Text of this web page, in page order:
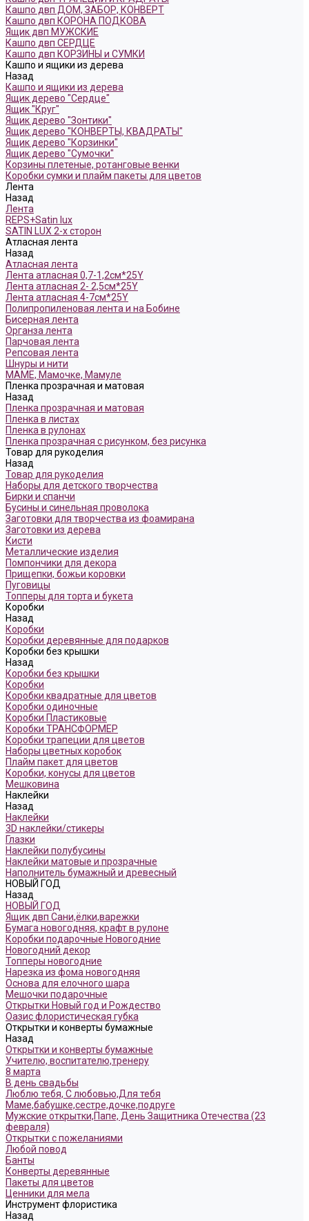
Кашпо двп ДОМ, ЗАБОР, КОНВЕРТ
Кашпо двп КОРОНА ПОДКОВА
Ящик двп МУЖСКИЕ
Кашпо двп СЕРДЦЕ
Кашпо двп КОРЗИНЫ и СУМКИ
Кашпо и ящики из дерева
Назад
Кашпо и ящики из дерева
Ящик дерево "Сердце"
Ящик "Круг"
Ящик дерево "Зонтики"
Ящик дерево "КОНВЕРТЫ, КВАДРАТЫ"
Ящик дерево "Корзинки"
Ящик дерево "Сумочки"
Корзины плетеные, ротанговые венки
Коробки сумки и плайм пакеты для цветов
Лента
Назад
Лента
REPS+Satin lux
SATIN LUX 2-х сторон
Атласная лента
Назад
Атласная лента
Лента атласная 0,7-1,2см*25Y
Лента атласная 2- 2,5см*25Y
Лента атласная 4-7см*25Y
Полипропиленовая лента и на Бобине
Бисерная лента
Органза лента
Парчовая лента
Репсовая лента
Шнуры и нити
МАМЕ, Мамочке, Мамуле
Пленка прозрачная и матовая
Назад
Пленка прозрачная и матовая
Пленка в листах
Пленка в рулонах
Пленка прозрачная с рисунком, без рисунка
Товар для рукоделия
Назад
Товар для рукоделия
Наборы для детского творчества
Бирки и спанчи
Бусины и синельная проволока
Заготовки для творчества из фоамирана
Заготовки из дерева
Кисти
Металлические изделия
Помпончики для декора
Прищепки, божьи коровки
Пуговицы
Топперы для торта и букета
Коробки
Назад
Коробки
Коробки деревянные для подарков
Коробки без крышки
Назад
Коробки без крышки
Коробки
Коробки квадратные для цветов
Коробки одиночные
Коробки Пластиковые
Коробки ТРАНСФОРМЕР
Коробки трапеции для цветов
Наборы цветных коробок
Плайм пакет для цветов
Коробки, конусы для цветов
Мешковина
Наклейки
Назад
Наклейки
3D наклейки/стикеры
Глазки
Наклейки полубусины
Наклейки матовые и прозрачные
Наполнитель бумажный и древесный
НОВЫЙ ГОД
Назад
НОВЫЙ ГОД
Ящик двп Сани,ёлки,варежки
Бумага новогодняя, крафт в рулоне
Коробки подарочные Новогодние
Новогодний декор
Топперы новогодние
Нарезка из фома новогодняя
Основа для елочного шара
Мешочки подарочные
Открытки Новый год и Рождество
Оазис флористическая губка
Открытки и конверты бумажные
Назад
Открытки и конверты бумажные
Учителю, воспитателю,тренеру
8 марта
В день свадьбы
Люблю тебя, С любовью,Для тебя
Маме,бабушке,сестре,дочке,подруге
Мужские открытки,Папе, День Защитника Отечества (23
февраля)
Открытки с пожеланиями
Любой повод
Банты
Конверты деревянные
Пакеты для цветов
Ценники для мела
Инструмент флористика
Назад